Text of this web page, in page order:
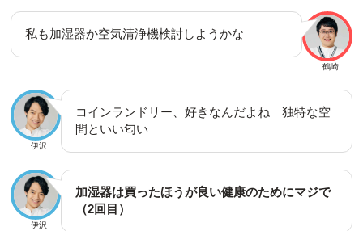
鶴崎
私も加湿器か空気清浄機検討しようかな
伊沢
コインランドリー、好きなんだよね 独特な空
間といい匂い
伊沢
加湿器は買ったほうが良い健康のためにマジで
（2回目）